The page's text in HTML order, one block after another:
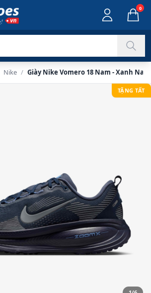
0
Nike / Giày Nike Vomero 18 Nam - Xanh Navy
TẶNG TẤT